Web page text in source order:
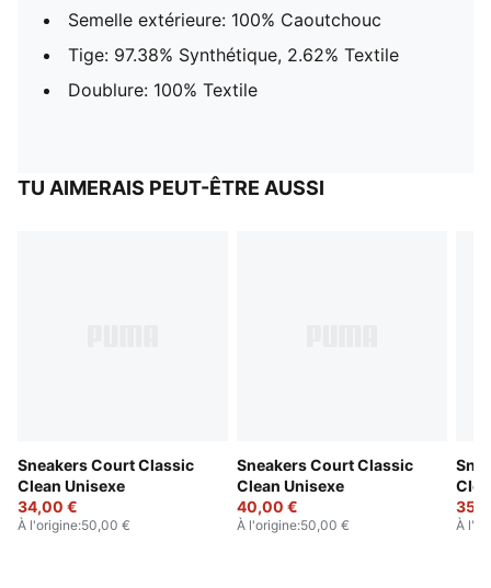
Semelle extérieure: 100% Caoutchouc
Tige: 97.38% Synthétique, 2.62% Textile
Doublure: 100% Textile
TU AIMERAIS PEUT-ÊTRE AUSSI
Sneakers Court Classic
Clean Unisexe
34,00 €
À l'origine:50,00 €
Sneakers Court Classic
Clean Unisexe
40,00 €
À l'origine:50,00 € À